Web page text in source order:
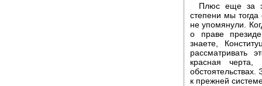
Плюс еще за
степени мы
не упомянули.
о праве
знаете,
рассматривать
красная
к прежней